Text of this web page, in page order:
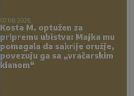
07.08.2026.
Kosta M. optužen za
pripremu ubistva: Majka mu
pomagala da sakrije oružje,
povezuju ga sa „vračarskim
klanom“